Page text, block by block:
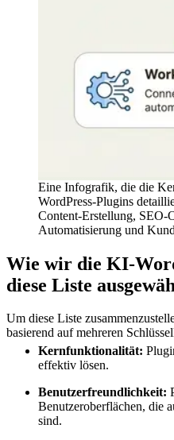
Eine Infografik, die die
WordPress-Plugins
Content-Erstellung,
Automatisierung und
Wie wir die KI-
diese Liste
Um diese Liste
basierend auf mehreren
Kernfunktionalität:
effektiv lösen.
Benutzerfreundlichkeit:
Benutzeroberflächen, die
sind.